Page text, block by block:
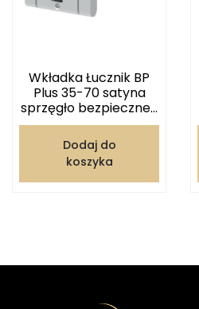
Wkładka Łucznik BP
Plus 35-70 satyna
sprzęgło bezpieczne...
Dodaj do
koszyka